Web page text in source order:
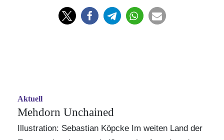
Aktuell
Mehdorn Unchained
Illustration: Sebastian Köpcke Im weiten Land der